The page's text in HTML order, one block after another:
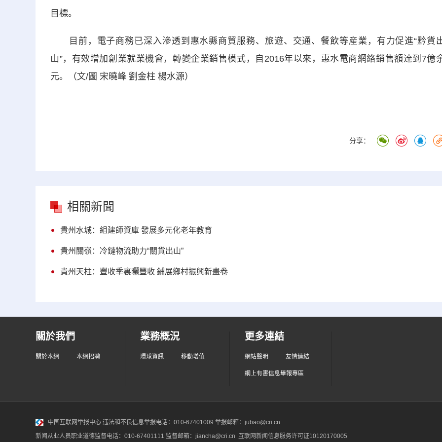
目標。
目前，電子商務已深入滲透到惠水縣商貿服務、旅遊、交通、餐飲等産業，有力促進“黔貨
山”，有效增加創業就業機會，轉變企業銷售模式，自2016年以來，惠水電商網絡銷售額達到7億
元。（文/圖 宋曉峰 劉金柱 楊水源）
分享：
相關新聞
貴州水城：組建師資庫 發展多元化老年教育
貴州關嶺：冷鏈物流助力“關貨出山”
貴州天柱：豐收季裏曬豐收 鋪展鄉村振興新畫卷
關於我們
關於本網 本網招聘
業務概況
環球資訊 移動增值
更多連結
網站聲明 友情連結
網上有害信息舉報專區
中国互联网举报中心 违法和不良信息举报电话：010-67401009 举报邮箱：jubao@cri.cn
新闻从业人员职业道德监督电话：010-67401111 监督邮箱：jiancha@cri.cn 互联网新闻信息服务许可证10120170005